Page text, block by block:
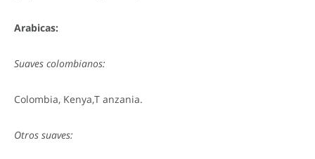
Arabicas:
Suaves colombianos:
Colombia, Kenya,T anzania.
Otros suaves: